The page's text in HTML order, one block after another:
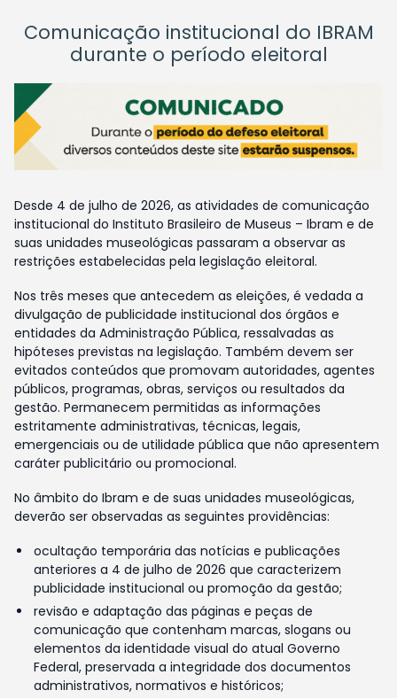
Comunicação institucional do IBRAM
durante o período eleitoral
Desde 4 de julho de 2026, as atividades de comunicação
institucional do Instituto Brasileiro de Museus – Ibram e de
suas unidades museológicas passaram a observar as
restrições estabelecidas pela legislação eleitoral.
Nos três meses que antecedem as eleições, é vedada a
divulgação de publicidade institucional dos órgãos e
entidades da Administração Pública, ressalvadas as
hipóteses previstas na legislação. Também devem ser
evitados conteúdos que promovam autoridades, agentes
públicos, programas, obras, serviços ou resultados da
gestão. Permanecem permitidas as informações
estritamente administrativas, técnicas, legais,
emergenciais ou de utilidade pública que não apresentem
caráter publicitário ou promocional.
No âmbito do Ibram e de suas unidades museológicas,
deverão ser observadas as seguintes providências:
ocultação temporária das notícias e publicações
anteriores a 4 de julho de 2026 que caracterizem
publicidade institucional ou promoção da gestão;
revisão e adaptação das páginas e peças de
comunicação que contenham marcas, slogans ou
elementos da identidade visual do atual Governo
Federal, preservada a integridade dos documentos
administrativos, normativos e históricos;